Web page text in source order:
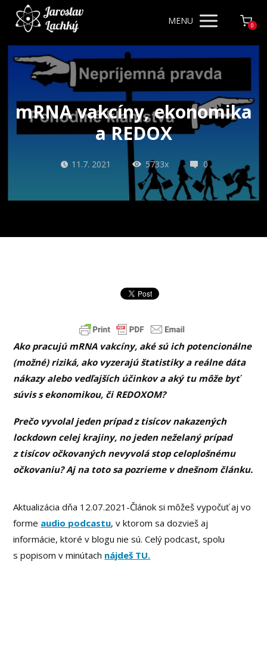
MENU 0
mRNA vakcíny, ekonomika
a REDOX
11.7. 2021 5733x 0
Ako pracujú mRNA vakcíny, aké sú ich potencionálne
(možné) riziká, ako vyzerajú štatistiky a reálne dáta
nákazy alebo vedľajších účinkov a aký tu môže byť
súvis s ekonomikou, či REDOXOM?
Prečo vyvolal jeden prípad z tisícov nakazených
lockdown celej krajiny, no jeden neželaný prípad
z tisícov očkovaných nevyvolá stop celoplošnému
očkovaniu? Aj na toto sa pozrieme v dnešnom článku.
Aktualizácia dňa 12.07.2021-Článok si môžeš vypočuť aj vo
forme audio podcastu, v ktorom sa dozvieš aj
informácie, ktoré v blogu nie sú. Celý podcast, spolu
s popisom v minútach nájdeš TU.